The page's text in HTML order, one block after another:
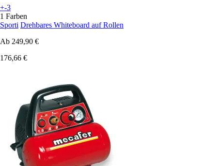
+-3
1 Farben
Sporti Drehbares Whiteboard auf Rollen
Ab 249,90 €
176,66 €